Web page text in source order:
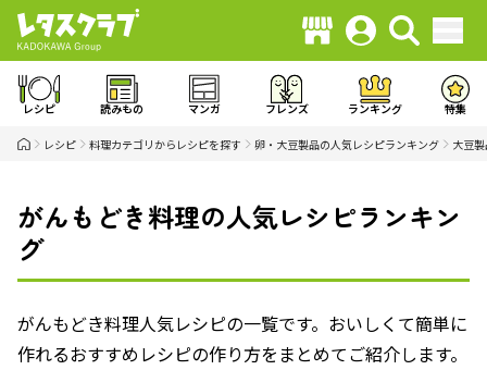
レシピ 読みもの マンガ フレンズ ランキング 特集
レシピ 料理カテゴリからレシピを探す 卵・大豆製品の人気レシピランキング 大豆
がんもどき料理の人気レシピランキン
グ
がんもどき料理人気レシピの一覧です。おいしくて簡単に
作れるおすすめレシピの作り方をまとめてご紹介します。